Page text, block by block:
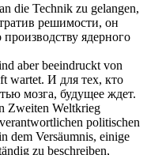
die Technik zu gelangen,
решимости, он
ядерного
aber beeindruckt von
wartet. И для тех, кто
мозга, будущее ждет.
Zweiten Weltkrieg
politischen
dem Versäumnis, einige
zu beschreiben,